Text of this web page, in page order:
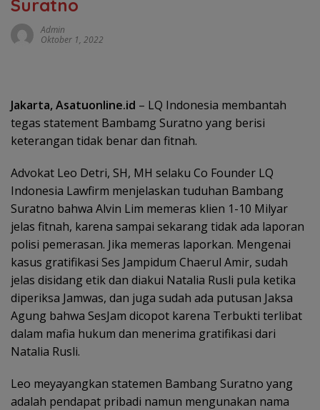
Suratno
Admin
Oktober 1, 2022
Jakarta, Asatuonline.id – LQ Indonesia membantah
tegas statement Bambamg Suratno yang berisi
keterangan tidak benar dan fitnah.
Advokat Leo Detri, SH, MH selaku Co Founder LQ
Indonesia Lawfirm menjelaskan tuduhan Bambang
Suratno bahwa Alvin Lim memeras klien 1-10 Milyar
jelas fitnah, karena sampai sekarang tidak ada laporan
polisi pemerasan. Jika memeras laporkan. Mengenai
kasus gratifikasi Ses Jampidum Chaerul Amir, sudah
jelas disidang etik dan diakui Natalia Rusli pula ketika
diperiksa Jamwas, dan juga sudah ada putusan Jaksa
Agung bahwa SesJam dicopot karena Terbukti terlibat
dalam mafia hukum dan menerima gratifikasi dari
Natalia Rusli.
Leo meyayangkan statemen Bambang Suratno yang
adalah pendapat pribadi namun mengunakan nama